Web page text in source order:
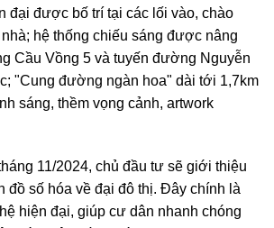
đại được bố trí tại các lối vào, chào
hệ thống chiếu sáng được nâng
Cầu Vồng 5 và tuyến đường Nguyễn
"Cung đường ngàn hoa" dài tới 1,7km
sáng, thềm vọng cảnh, artwork
11/2024, chủ đầu tư sẽ giới thiệu
đồ số hóa về đại đô thị. Đây chính là
hiện đại, giúp cư dân nhanh chóng